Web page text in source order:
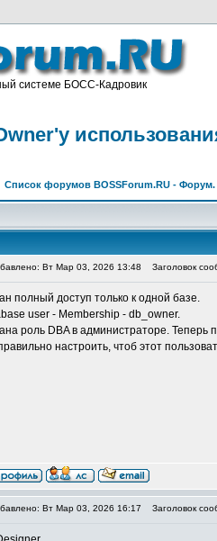
системе БОСС-Кадровик
Список форумов BOSSForum.RU -
Вт Мар 03, 2026 13:48 Заголовок
полный доступ только к одной базе.
user - Membership - db_owner.
роль DBA в администраторе. Теперь
настроить, чтоб этот
Вт Мар 03, 2026 16:17 Заголовок